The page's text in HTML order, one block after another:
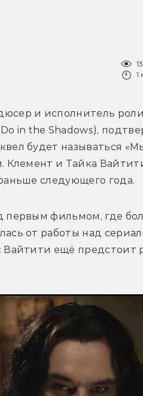
1
и исполнитель
in the Shadows),
будет называться
Клемент и Тайка
первым фильмом, где
от работы над
ещё предстоит